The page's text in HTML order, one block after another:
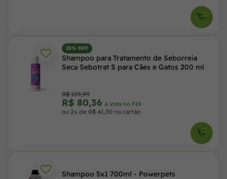
25% OFF
Shampoo para Tratamento de Seborreia
Seca Sebotrat S para Cães e Gatos 200 ml
R$ 109,99
R$ 80,36 à vista no PIX
ou 2x de R$ 41,00 no cartão
Shampoo 5x1 700ml - Powerpets